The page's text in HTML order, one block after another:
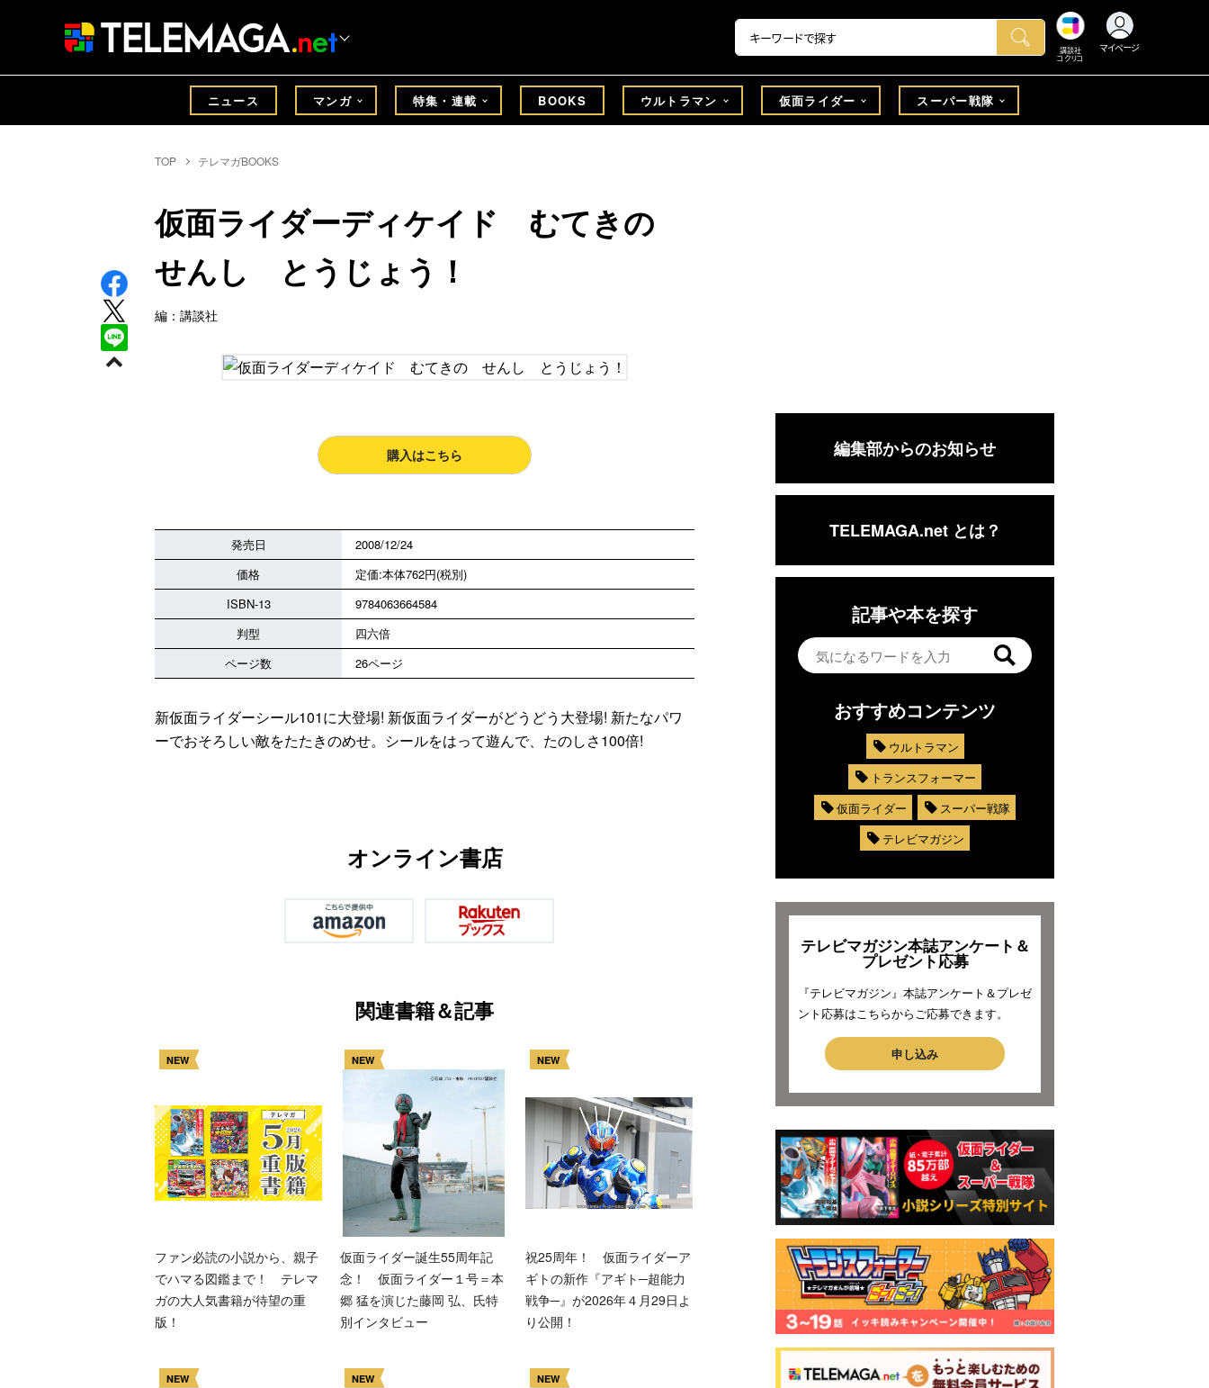
講談社
コクリコ
マイページ
ニュース マンガ 特集・連載 BOOKS ウルトラマン 仮面ライダー スーパー戦隊
TOP テレマガBOOKS
仮面ライダーディケイド むてきの
せんし とうじょう！
編：講談社
購入はこちら
発売日
2008/12/24
価格
定価:本体762円(税別)
ISBN-13
9784063664584
判型
四六倍
ページ数
26ページ
新仮面ライダーシール101に大登場! 新仮面ライダーがどうどう大登場! 新たなパワ
ーでおそろしい敵をたたきのめせ。シールをはって遊んで、たのしさ100倍!
オンライン書店
関連書籍＆記事
NEW
ファン必読の小説から、親子
でハマる図鑑まで！ テレマ
ガの大人気書籍が待望の重
版！
NEW
仮面ライダー誕生55周年記
念！ 仮面ライダー１号＝本
郷 猛を演じた藤岡 弘、氏特
別インタビュー
NEW
祝25周年！ 仮面ライダーア
ギトの新作『アギト─超能力
戦争─』が2026年４月29日よ
り公開！
NEW NEW NEW
編集部からのお知らせ
TELEMAGA.net とは？
記事や本を探す
おすすめコンテンツ
ウルトラマン
トランスフォーマー
仮面ライダー
スーパー戦隊
テレビマガジン
テレビマガジン本誌アンケート＆
プレゼント応募
『テレビマガジン』本誌アンケート＆プレゼ
ント応募はこちらからご応募できます。
申し込み